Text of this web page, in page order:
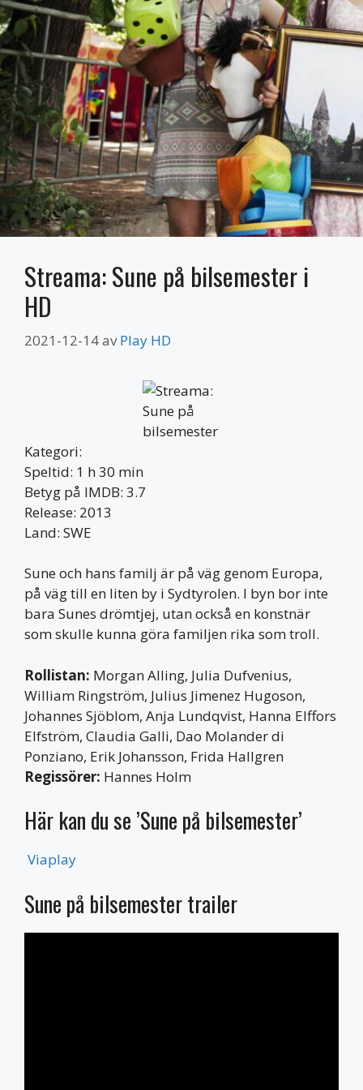
Streama: Sune på bilsemester i
HD
2021-12-14avPlay HD
Kategori:
Speltid: 1 h 30 min
Betyg på IMDB: 3.7
Release: 2013
Land: SWE
Sune och hans familj är på väg genom Europa,
på väg till en liten by i Sydtyrolen. I byn bor inte
bara Sunes drömtjej, utan också en konstnär
som skulle kunna göra familjen rika som troll.
Rollistan: Morgan Alling, Julia Dufvenius,
William Ringström, Julius Jimenez Hugoson,
Johannes Sjöblom, Anja Lundqvist, Hanna Elffors
Elfström, Claudia Galli, Dao Molander di
Ponziano, Erik Johansson, Frida Hallgren
Regissörer: Hannes Holm
Här kan du se ’Sune på bilsemester’
Viaplay
Sune på bilsemester trailer